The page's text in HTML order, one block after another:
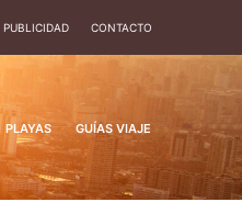
PUBLICIDAD CONTACTO
PLAYAS GUÍAS VIAJE